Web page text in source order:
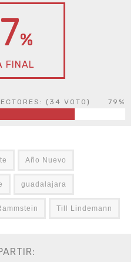
%
FINAL
( 34 VOTO) 79%
Año Nuevo
guadalajara
Till Lindemann